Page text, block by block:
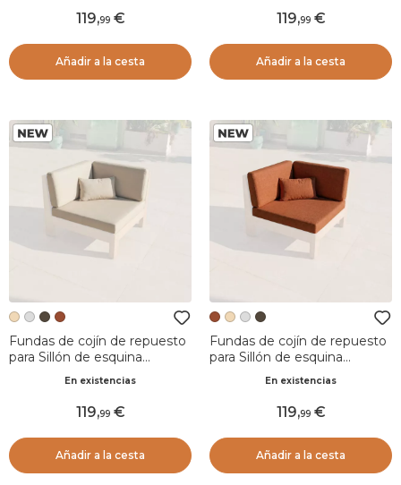
119,99
Añadir a la cesta
119,99
Añadir a la cesta
Fundas de cojín de repuesto
para Sillón de esquina
En existencias
119,99
Añadir a la cesta
Fundas de cojín de repuesto
para Sillón de esquina
En existencias
119,99
Añadir a la cesta